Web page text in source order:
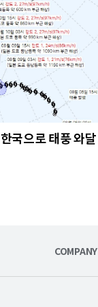
국으로 태풍 와달
COMPANY